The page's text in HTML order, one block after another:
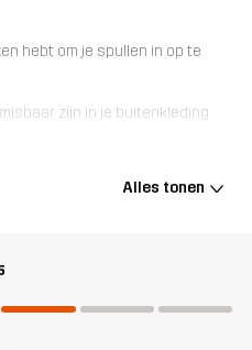
hebt om je spullen in op te
zijn in je buitenkleding.
maar geschikt voor elke
beweging bent. Bovendien zit
een gear loop en diepe,
Alles tonen